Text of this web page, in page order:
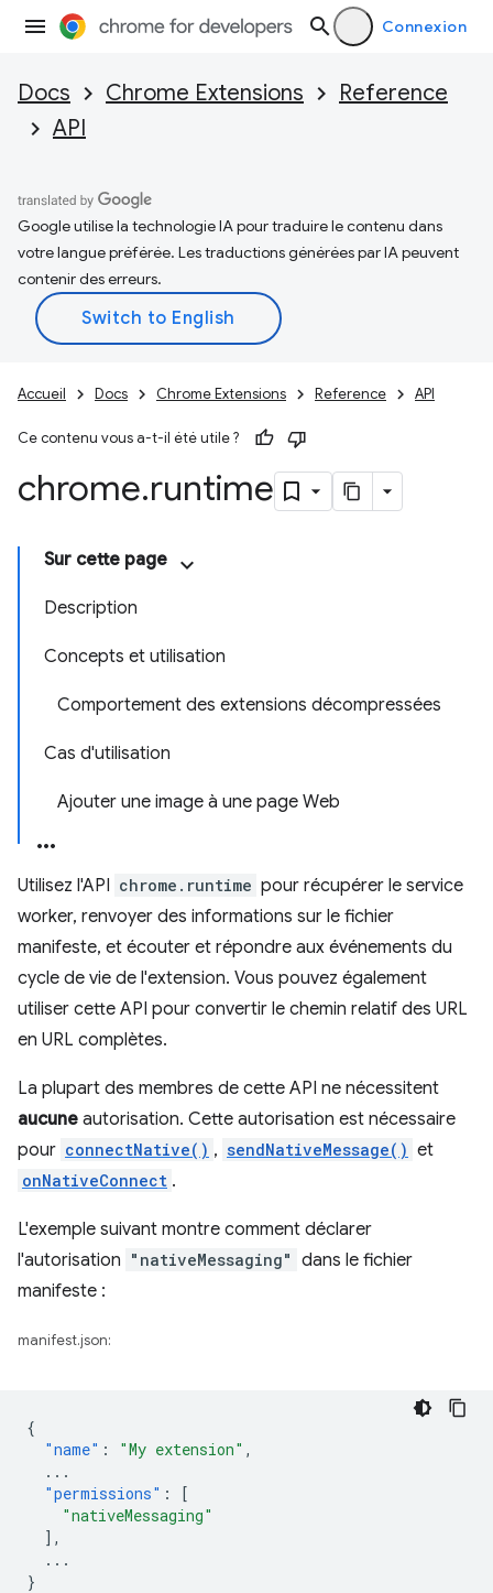
Connexion
Docs Chrome Extensions
Reference
API
Google utilise la technologie IA pour traduire le contenu dans
votre langue préférée. Les traductions générées par IA peuvent
contenir des erreurs.
Accueil Docs Chrome Extensions Reference API
Ce contenu vous a-t-il été utile ?
chrome.runtime
Sur cette page
Description
Concepts et utilisation
Comportement des extensions décompressées
Cas d'utilisation
Ajouter une image à une page Web
Utilisez l'API chrome.runtime pour récupérer le service
worker, renvoyer des informations sur le fichier
manifeste, et écouter et répondre aux événements du
cycle de vie de l'extension. Vous pouvez également
utiliser cette API pour convertir le chemin relatif des URL
en URL complètes.
La plupart des membres de cette API ne nécessitent
aucune autorisation. Cette autorisation est nécessaire
pour connectNative() , sendNativeMessage() et
onNativeConnect .
L'exemple suivant montre comment déclarer
l'autorisation "nativeMessaging" dans le fichier
manifeste :
manifest.json:
{
"name" : "My extension" ,
...
"permissions" :
[
"nativeMessaging"
],
...
}